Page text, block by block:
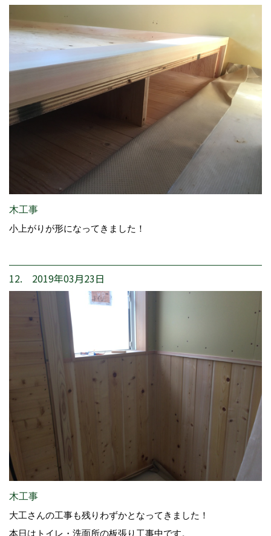
木工事
小上がりが形になってきました！
12. 2019年03月23日
木工事
大工さんの工事も残りわずかとなってきました！
本日はトイレ・洗面所の板張り工事中です。